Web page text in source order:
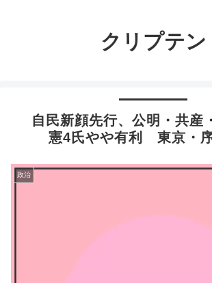
クリプテン
自民新顔先行、公明・共産
憲4氏やや有利 東京・
政治